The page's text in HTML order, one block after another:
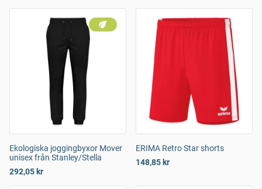
Ekologiska joggingbyxor Mover
unisex från Stanley/Stella
292,05 kr
ERIMA Retro Star shorts
148,85 kr